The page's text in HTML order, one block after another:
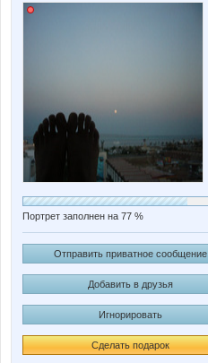
Портрет заполнен на 77 %
Отправить приватное сообщение
Добавить в друзья
Игнорировать
Сделать подарок